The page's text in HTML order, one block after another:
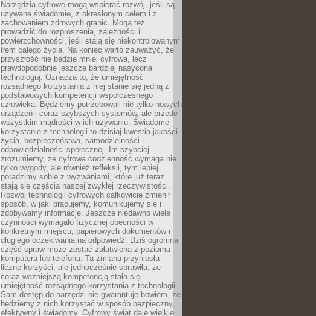
Narzędzia cyfrowe mogą wspierać rozwój, jeśli są
używane świadomie, z określonym celem i z
zachowaniem zdrowych granic. Mogą też
prowadzić do rozproszenia, zależności i
powierzchowności, jeśli stają się niekontrolowanym
tłem całego życia. Na koniec warto zauważyć, że
przyszłość nie będzie mniej cyfrowa, lecz
prawdopodobnie jeszcze bardziej nasycona
technologią. Oznacza to, że umiejętność
rozsądnego korzystania z niej stanie się jedną z
podstawowych kompetencji współczesnego
człowieka. Będziemy potrzebowali nie tylko nowych
urządzeń i coraz szybszych systemów, ale przede
wszystkim mądrości w ich używaniu. Świadome
korzystanie z technologii to dzisiaj kwestia jakości
życia, bezpieczeństwa, samodzielności i
odpowiedzialności społecznej. Im szybciej
zrozumiemy, że cyfrowa codzienność wymaga nie
tylko wygody, ale również refleksji, tym lepiej
poradzimy sobie z wyzwaniami, które już teraz
stają się częścią naszej zwykłej rzeczywistości.
Rozwój technologii cyfrowych całkowicie zmienił
sposób, w jaki pracujemy, komunikujemy się i
zdobywamy informacje. Jeszcze niedawno wiele
czynności wymagało fizycznej obecności w
konkretnym miejscu, papierowych dokumentów i
długiego oczekiwania na odpowiedź. Dziś ogromna
część spraw może zostać załatwiona z poziomu
komputera lub telefonu. Ta zmiana przyniosła
liczne korzyści, ale jednocześnie sprawiła, że
coraz ważniejszą kompetencją stała się
umiejętność rozsądnego korzystania z technologii.
Sam dostęp do narzędzi nie gwarantuje bowiem, że
będziemy z nich korzystać w sposób bezpieczny,
efektywny i świadomy. Cyfrowy świat daje wielkie